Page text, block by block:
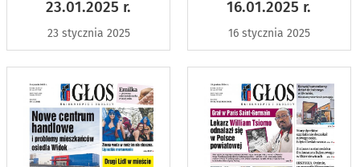
23.01.2025 r.
23 stycznia 2025
16.01.2025 r.
16 stycznia 2025